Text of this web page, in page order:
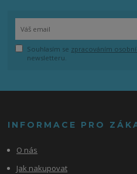
Souhlasím se zpracováním
newsletteru.
INFORMACE PRO
O nás
Jak nakupovat